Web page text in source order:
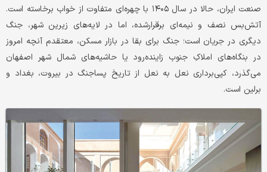
صنعت ایران، حالا در سال ۱۴۰۵ با چهره‌ای متفاوت از خواب برخاسته است.
آتش‌بس نصف و نیمه‌ای برقرارشده، اما در لایه‌های زیرین شهر، جنگ
دیگری در جریان است؛ جنگ برای بقا در بازار مسکن، معتقدم آنچه امروز
در بنگاه‌های املاکِ جنوب زاینده‌رود یا حاشیه‌های شمال شهر اصفهان
می‌گذرد، کپی‌برداری نعل به نعل از تاریخ پساجنگ در بیروت، بغداد و
برلین است.